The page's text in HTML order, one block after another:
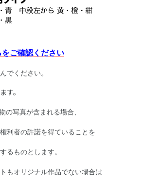
ご確認ください
でください。
す。
の写真が含まれる場合、
利者の許諾を得ていることを
るものとします。
もオリジナル作品でない場合は